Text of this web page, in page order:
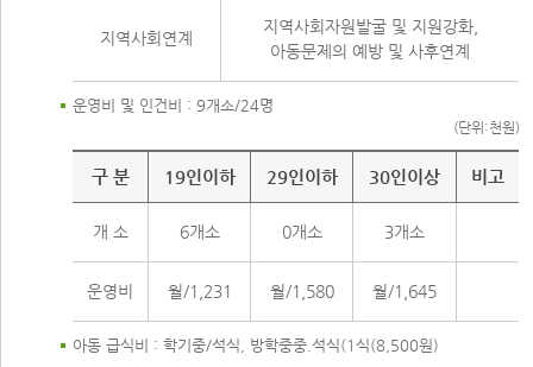
지역사회연계
지역사회자원발굴 및 지원강화,
아동문제의 예방 및 사후연계
운영비 및 인건비 : 9개소/24명
(단위:천원)
구 분 19인이하 29인이하 30인이상 비고
개 소 6개소 0개소 3개소
운영비 월/1,231 월/1,580 월/1,645
아동 급식비 : 학기중/석식, 방학중중.석식(1식(8,500원)